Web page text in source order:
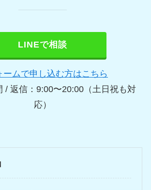
LINEで相談
ムで申し込む方はこちら
/ 返信：9:00〜20:00（土日祝も対
応）